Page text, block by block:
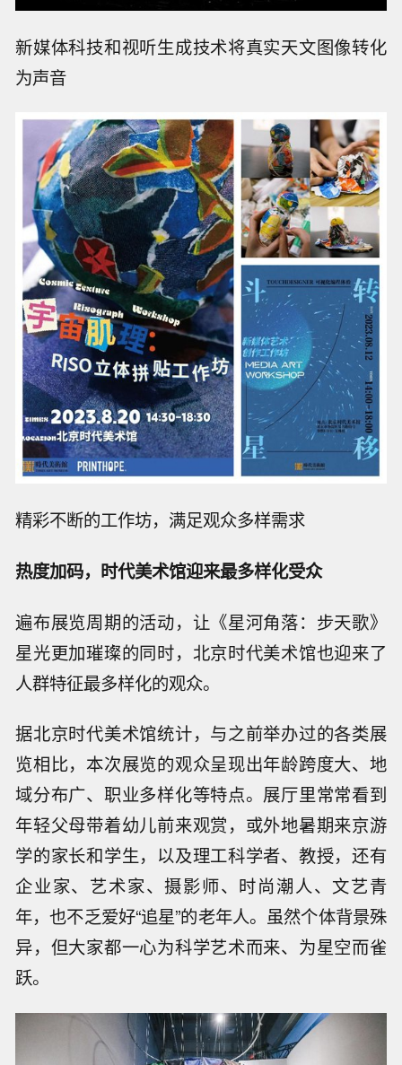
新媒体科技和视听生成技术将真实天文图像转化
为声音
精彩不断的工作坊，满足观众多样需求
热度加码， 时代美术馆迎来最多样化受众
遍布展览周期的活动，让《星河角落：步天歌》
星光更加璀璨的同时，北京时代美术馆也迎来了
人群特征最多样化的观众。
据北京时代美术馆统计，与之前举办过的各类展
览相比，本次展览的观众呈现出年龄跨度大、地
域分布广、职业多样化等特点。展厅里常常看到
年轻父母带着幼儿前来观赏，或外地暑期来京游
学的家长和学生，以及理工科学者、教授，还有
企业家、艺术家、摄影师、时尚潮人、文艺青
年，也不乏爱好“追星”的老年人。虽然个体背景殊
异，但大家都一心为科学艺术而来、为星空而雀
跃。